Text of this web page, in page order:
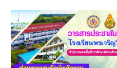
จดหมาย
ข่าว
โรงเรียน
พรเจริญ
วิทยา